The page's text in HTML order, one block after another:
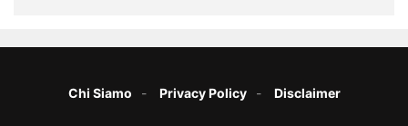
Chi Siamo Privacy Policy Disclaimer